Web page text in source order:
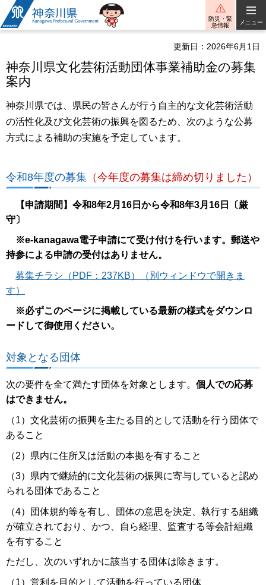
神奈川県
防災・緊
急情報
メニュー
更新日：2026年6月1日
神奈川県文化芸術活動団体事業補助金の募集
案内
神奈川県では、県民の皆さんが行う自主的な文化芸術活動
の活性化及び文化芸術の振興を図るため、次のような公募
方式による補助の実施を予定しています。
令和8年度の募集 （今年度の募集は締め切りました）
【申請期間】令和8年2月16日から令和8年3月16日〔厳
守〕
※e-kanagawa電子申請にて受け付けを行います。郵送や
持参による申請の受付はありません。
募集チラシ（PDF：237KB）（別ウィンドウで開きま
す）
※必ずこのページに掲載している最新の様式をダウンロ
ードして御使用ください。
対象となる団体
次の要件を全て満たす団体を対象とします。 個人での応募
はできません。
（1）文化芸術の振興を主たる目的として活動を行う団体で
あること
（2）県内に住所又は活動の本拠を有すること
（3）県内で継続的に文化芸術の振興に寄与していると認め
られる団体であること
（4）団体規約等を有し、団体の意思を決定、執行する組織
が確立されており、かつ、自ら経理、監査する等会計組織
を有すること
ただし、次のいずれかに該当する団体は除きます。
（1）営利を目的として活動を行っている団体